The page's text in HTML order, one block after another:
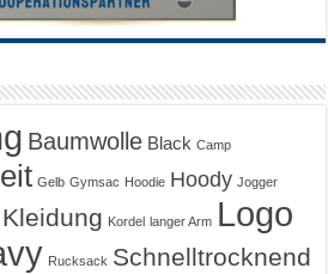
Baumwolle Black Camp
Gelb Gymsac Hoodie Hoody Jogger
Kleidung Kordel langer Arm Logo
Rucksack Schnelltrocknend